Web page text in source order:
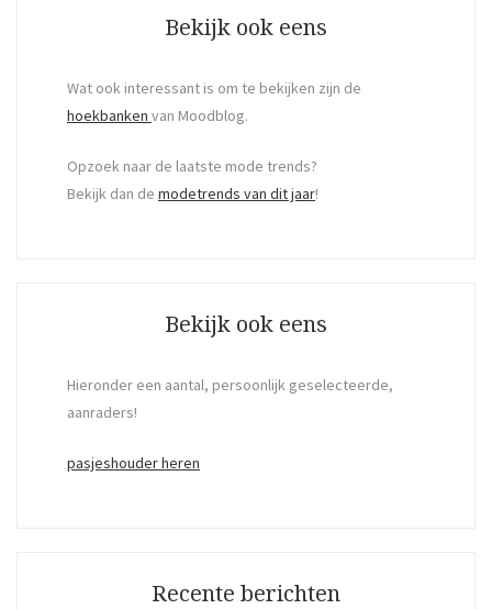
Bekijk ook eens
Wat ook interessant is om te bekijken zijn de
hoekbanken van Moodblog.
Opzoek naar de laatste mode trends?
Bekijk dan de modetrends van dit jaar!
Bekijk ook eens
Hieronder een aantal, persoonlijk geselecteerde,
aanraders!
pasjeshouder heren
Recente berichten